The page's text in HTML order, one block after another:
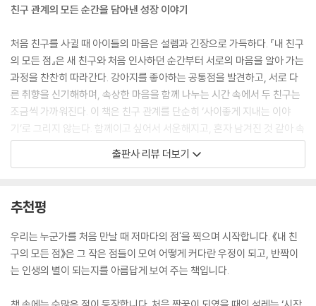
친구 관계의 모든 순간을 담아낸 성장 이야기
처음 친구를 사귈 때 아이들의 마음은 설렘과 긴장으로 가득하다. 『내 친구
의 모든 점』은 새 친구와 처음 인사하던 순간부터 서로의 마음을 알아 가는
과정을 찬찬히 따라간다. 강아지를 좋아하는 공통점을 발견하고, 서로 다
른 취향을 신기해하며, 속상한 마음을 함께 나누는 시간 속에서 두 친구는
조금씩 가까워진다. 이 책은 친구 관계를 단순히 ‘사이좋게 지내는 이야
기’로 그리지 않는다. 함께이고 싶어서 서운해지고, 혼자 남겨진 것 같아 속
상해지는 감정까지도 솔직하게 보여 준다. 『내 친구의 모든 점』은 친구와
함께 찍어 온 마음의 점들을 하나씩 이어 가며, 결국 ‘내가 제일 좋아하는
다. 무엇보다 인상적인 점은 관계의 회복을 다루는 방식이다. 멀어진 친구
를 향해 먼저 손을 내미는 장면은 친구 관계에서 가장 중요한 용기와 배려
를 따뜻하게 전한다. 관계는 완벽해서 이어지는 것이 아니라, 서로를 이해
하려는 마음 덕분에 계속 이어질 수 있다는 메시지가 깊은 울림을 남긴다.
공통점, 차이점, 눈물점, 별난점 등
출판사 리뷰 더보기
추천평
우리는 누군가를 처음 만날 때 저마다의 점'을 찍으며 시작합니다. 《내 친
구의 모든 점》은 그 작은 점들이 모여 어떻게 커다란 우정이 되고, 반짝이
는 인생의 별이 되는지를 아름답게 보여 주는 책입니다.